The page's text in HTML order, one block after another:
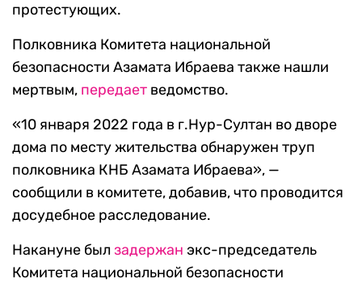
протестующих.
Полковника Комитета национальной
безопасности Азамата Ибраева также нашли
мертвым, передает ведомство.
«10 января 2022 года в г.Нур-Султан во дворе
дома по месту жительства обнаружен труп
полковника КНБ Азамата Ибраева», —
сообщили в комитете, добавив, что проводится
досудебное расследование.
Накануне был задержан экс-председатель
Комитета национальной безопасности